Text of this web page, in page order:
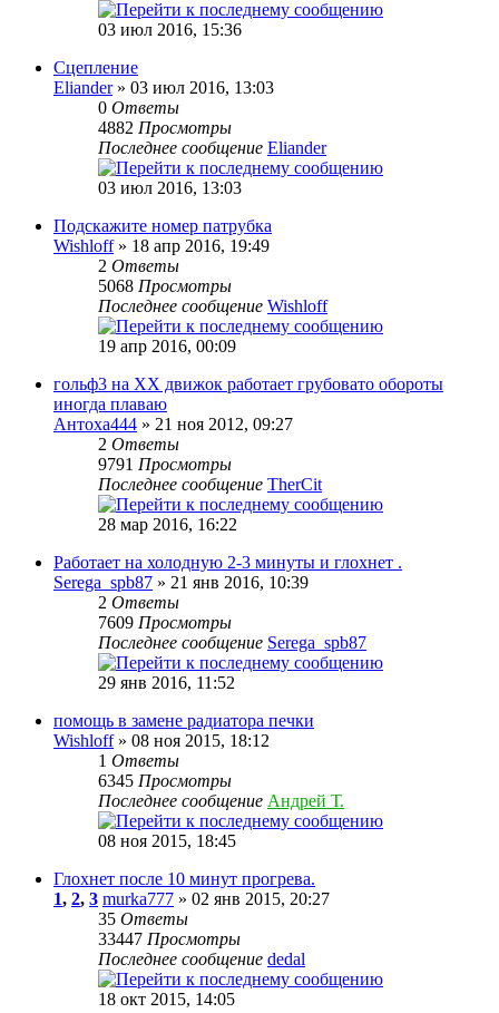
03 июл 2016, 15:36
Сцепление
Eliander» 03 июл 2016, 13:03
0 Ответы
4882 Просмотры
Последнее сообщение Eliander
03 июл 2016, 13:03
Подскажите номер патрубка
Wishloff» 18 апр 2016, 19:49
2 Ответы
5068 Просмотры
Последнее сообщение Wishloff
19 апр 2016, 00:09
гольф3 на ХХ движок работает грубовато обороты
иногда плаваю
Антоха444 » 21 ноя 2012, 09:27
2 Ответы
9791 Просмотры
Последнее сообщение TherCit
28 мар 2016, 16:22
Работает на холодную 2-3 минуты и глохнет .
Serega_spb87 » 21 янв 2016, 10:39
2 Ответы
7609 Просмотры
Последнее сообщение Serega_spb87
29 янв 2016, 11:52
помощь в замене радиатора печки
Wishloff» 08 ноя 2015, 18:12
1 Ответы
6345 Просмотры
Последнее сообщение Андрей Т.
08 ноя 2015, 18:45
Глохнет после 10 минут прогрева.
1, 2, 3 murka777 » 02 янв 2015, 20:27
35 Ответы
33447 Просмотры
Последнее сообщение dedal
18 окт 2015, 14:05